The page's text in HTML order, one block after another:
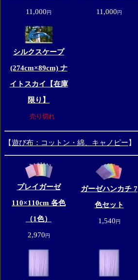
11,000円 11,000円
シルクスケープ
(274cm×89cm) ナ
イトスカイ【在庫
限り】
売り切れ
【遊び布：コットン・綿、キャノピー 】
プレイガーゼ
110×110cm 各色
（1色）
2,970円
ガーゼハンカチ 7
色セット
1,540円